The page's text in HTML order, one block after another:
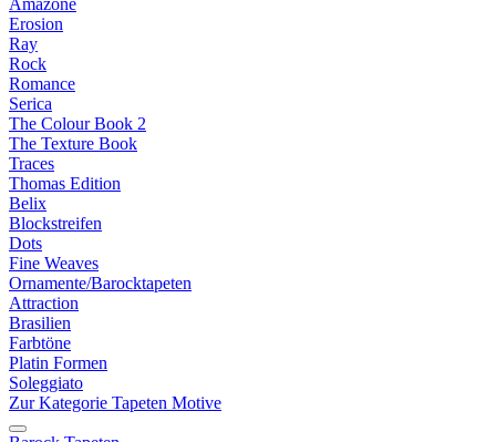
Amazone
Erosion
Ray
Rock
Romance
Serica
The Colour Book 2
The Texture Book
Traces
Thomas Edition
Belix
Blockstreifen
Dots
Fine Weaves
Ornamente/Barocktapeten
Attraction
Brasilien
Farbtöne
Platin Formen
Soleggiato
Zur Kategorie Tapeten Motive